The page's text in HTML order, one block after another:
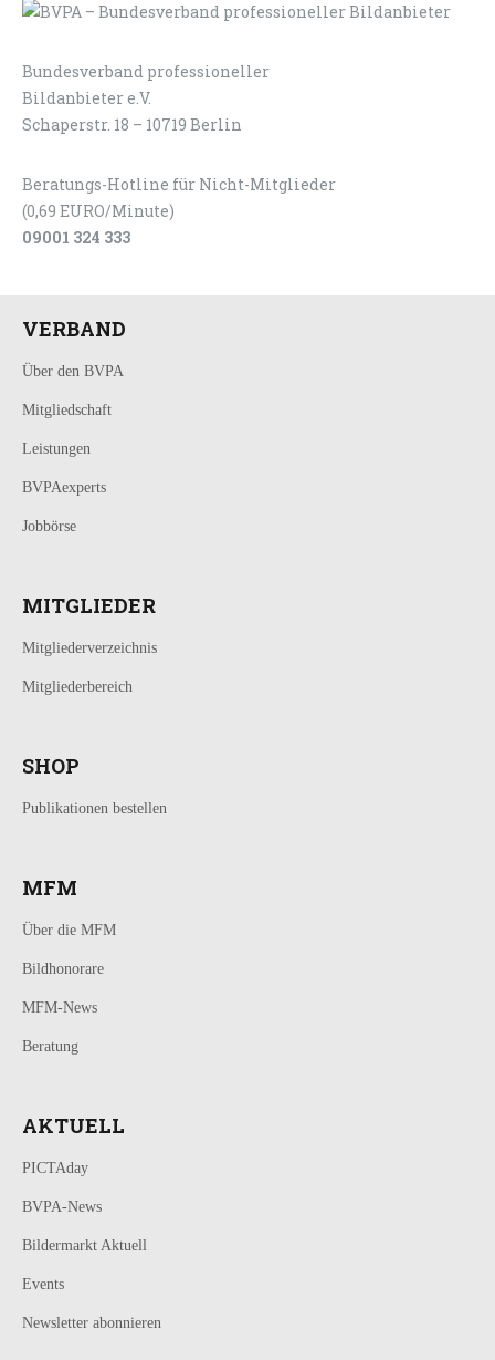
Bundesverband professioneller
Bildanbieter e.V.
Schaperstr. 18 – 10719 Berlin
Beratungs-Hotline für Nicht-Mitglieder
(0,69 EURO/Minute)
09001 324 333
VERBAND
Über den BVPA
Mitgliedschaft
Leistungen
BVPAexperts
Jobbörse
MITGLIEDER
Mitgliederverzeichnis
Mitgliederbereich
SHOP
Publikationen bestellen
MFM
Über die MFM
Bildhonorare
MFM-News
Beratung
AKTUELL
PICTAday
BVPA-News
Bildermarkt Aktuell
Events
Newsletter abonnieren